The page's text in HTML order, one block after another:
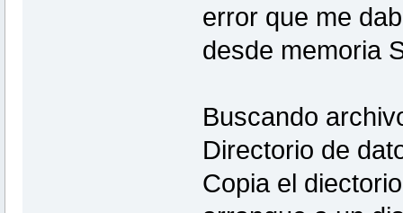
error que me
desde memoria
Buscando
Directorio de
Copia el